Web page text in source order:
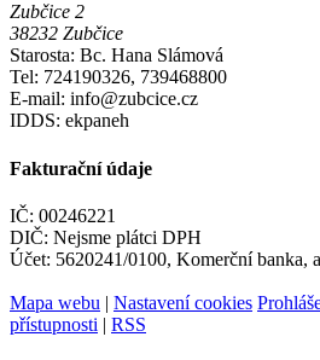
Zubčice 2
38232 Zubčice
Starosta: Bc. Hana Slámová
Tel: 724190326, 739468800
E-mail: info@zubcice.cz
IDDS: ekpaneh
Fakturační údaje
IČ: 00246221
DIČ: Nejsme plátci DPH
Účet: 5620241/0100, Komerční banka,
Mapa webu | Nastavení cookies
přístupnosti | RSS